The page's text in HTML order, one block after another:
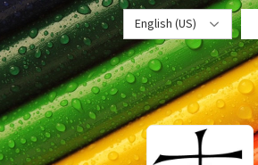
English (US)